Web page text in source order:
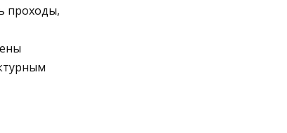
проходы,